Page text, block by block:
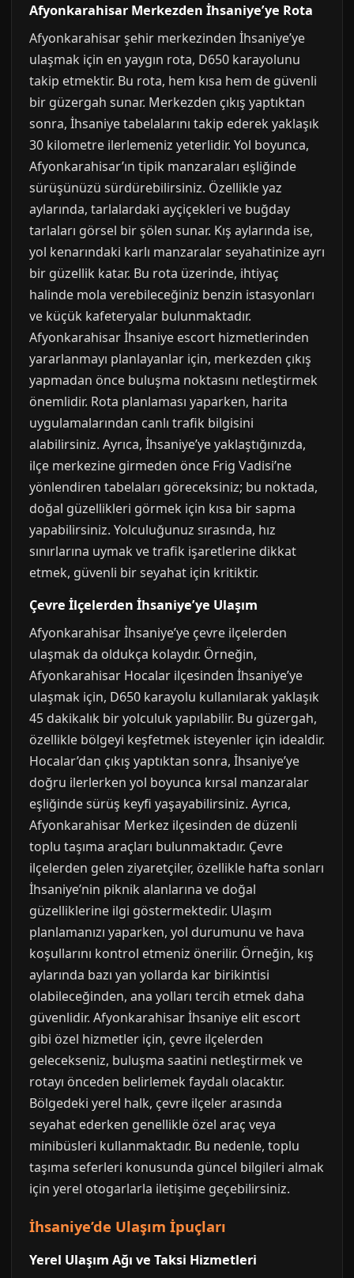
Afyonkarahisar Merkezden İhsaniye’ye Rota
Afyonkarahisar şehir merkezinden İhsaniye’ye
ulaşmak için en yaygın rota, D650 karayolunu
takip etmektir. Bu rota, hem kısa hem de güvenli
bir güzergah sunar. Merkezden çıkış yaptıktan
sonra, İhsaniye tabelalarını takip ederek yaklaşık
30 kilometre ilerlemeniz yeterlidir. Yol boyunca,
Afyonkarahisar’ın tipik manzaraları eşliğinde
sürüşünüzü sürdürebilirsiniz. Özellikle yaz
aylarında, tarlalardaki ayçiçekleri ve buğday
tarlaları görsel bir şölen sunar. Kış aylarında ise,
yol kenarındaki karlı manzaralar seyahatinize ayrı
bir güzellik katar. Bu rota üzerinde, ihtiyaç
halinde mola verebileceğiniz benzin istasyonları
ve küçük kafeteryalar bulunmaktadır.
Afyonkarahisar İhsaniye escort hizmetlerinden
yararlanmayı planlayanlar için, merkezden çıkış
yapmadan önce buluşma noktasını netleştirmek
önemlidir. Rota planlaması yaparken, harita
uygulamalarından canlı trafik bilgisini
alabilirsiniz. Ayrıca, İhsaniye’ye yaklaştığınızda,
ilçe merkezine girmeden önce Frig Vadisi’ne
yönlendiren tabelaları göreceksiniz; bu noktada,
doğal güzellikleri görmek için kısa bir sapma
yapabilirsiniz. Yolculuğunuz sırasında, hız
sınırlarına uymak ve trafik işaretlerine dikkat
etmek, güvenli bir seyahat için kritiktir.
Çevre İlçelerden İhsaniye’ye Ulaşım
Afyonkarahisar İhsaniye’ye çevre ilçelerden
ulaşmak da oldukça kolaydır. Örneğin,
Afyonkarahisar Hocalar ilçesinden İhsaniye’ye
ulaşmak için, D650 karayolu kullanılarak yaklaşık
45 dakikalık bir yolculuk yapılabilir. Bu güzergah,
özellikle bölgeyi keşfetmek isteyenler için idealdir.
Hocalar’dan çıkış yaptıktan sonra, İhsaniye’ye
doğru ilerlerken yol boyunca kırsal manzaralar
eşliğinde sürüş keyfi yaşayabilirsiniz. Ayrıca,
Afyonkarahisar Merkez ilçesinden de düzenli
toplu taşıma araçları bulunmaktadır. Çevre
ilçelerden gelen ziyaretçiler, özellikle hafta sonları
İhsaniye’nin piknik alanlarına ve doğal
güzelliklerine ilgi göstermektedir. Ulaşım
planlamanızı yaparken, yol durumunu ve hava
koşullarını kontrol etmeniz önerilir. Örneğin, kış
aylarında bazı yan yollarda kar birikintisi
olabileceğinden, ana yolları tercih etmek daha
güvenlidir. Afyonkarahisar İhsaniye elit escort
gibi özel hizmetler için, çevre ilçelerden
gelecekseniz, buluşma saatini netleştirmek ve
rotayı önceden belirlemek faydalı olacaktır.
Bölgedeki yerel halk, çevre ilçeler arasında
seyahat ederken genellikle özel araç veya
minibüsleri kullanmaktadır. Bu nedenle, toplu
taşıma seferleri konusunda güncel bilgileri almak
için yerel otogarlarla iletişime geçebilirsiniz.
İhsaniye’de Ulaşım İpuçları
Yerel Ulaşım Ağı ve Taksi Hizmetleri